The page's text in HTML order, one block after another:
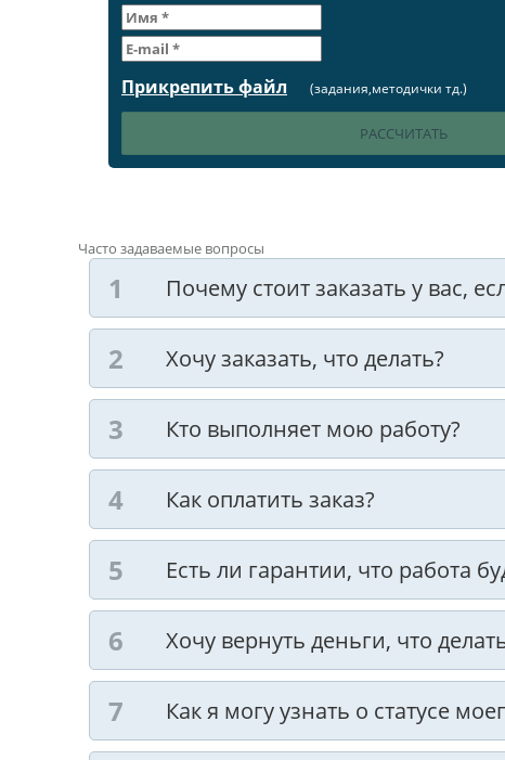
Прикрепить файл (задания,методички тд.)
Часто задаваемые вопросы
Почему стоит заказать у вас,
Хочу заказать, что делать?
Кто выполняет мою работу?
Как оплатить заказ?
Есть ли гарантии, что работа
Хочу вернуть деньги, что
Как я могу узнать о статусе